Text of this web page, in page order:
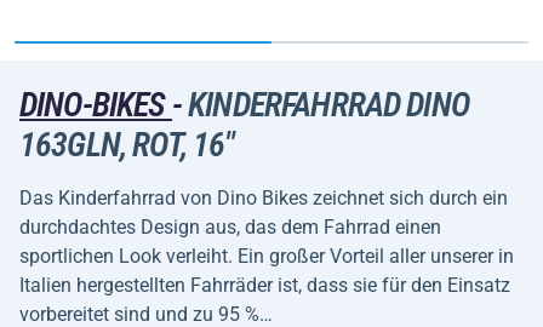
DINO-BIKES-KINDERFAHRRAD DINO
163GLN, ROT, 16"
Das Kinderfahrrad von Dino Bikes zeichnet sich durch ein
durchdachtes Design aus, das dem Fahrrad einen
sportlichen Look verleiht. Ein großer Vorteil aller unserer in
Italien hergestellten Fahrräder ist, dass sie für den Einsatz
vorbereitet sind und zu 95 %…